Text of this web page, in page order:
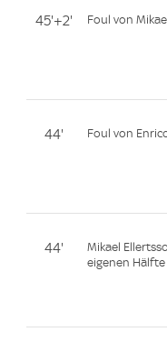
45'+2' Foul von
44' Foul von
44'
Mikael
eigenen